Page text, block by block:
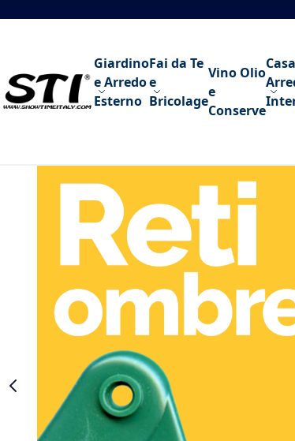
Salta al contenuto
Giardino
e Arredo
Esterno
Fai da Te
e
Bricolage
Vino Olio
e
Conserve